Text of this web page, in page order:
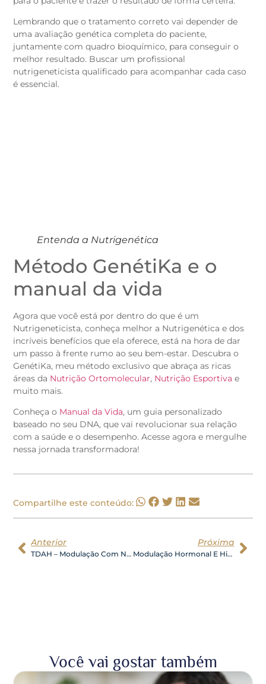
Lembrando que o tratamento correto vai depender de
uma avaliação genética completa do paciente,
juntamente com quadro bioquímico, para conseguir o
melhor resultado. Buscar um profissional
nutrigeneticista qualificado para acompanhar cada caso
é essencial.
Entenda a Nutrigenética
Método GenétiKa e o
manual da vida
Agora que você está por dentro do que é um
Nutrigeneticista, conheça melhor a Nutrigenética e dos
incríveis benefícios que ela oferece, está na hora de dar
um passo à frente rumo ao seu bem-estar. Descubra o
GenétiKa, meu método exclusivo que abraça as ricas
áreas da Nutrição Ortomolecular, Nutrição Esportiva e
muito mais.
Conheça o Manual da Vida, um guia personalizado
baseado no seu DNA, que vai revolucionar sua relação
com a saúde e o desempenho. Acesse agora e mergulhe
nessa jornada transformadora!
Compartilhe este conteúdo:
Anterior
TDAH – Modulação Com Nutrigenética E Nutrição Ortomolecular
Próxima
Modulação Hormonal E Hipertrofia Muscular
Você vai gostar também